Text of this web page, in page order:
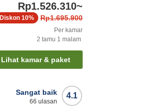
Rp1.526.310~
Rp1.695.900
Diskon 10%
Per kamar
2 tamu 1 malam
Lihat kamar & paket
4.1
Sangat baik
66 ulasan